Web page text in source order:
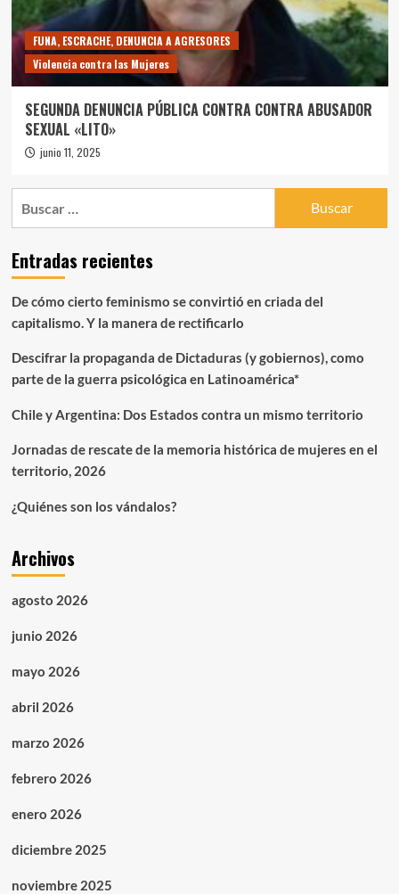
FUNA, ESCRACHE, DENUNCIA A AGRESORES
Violencia contra las Mujeres
SEGUNDA DENUNCIA PÚBLICA CONTRA CONTRA ABUSADOR
SEXUAL «LITO»
junio 11, 2025
Entradas recientes
De cómo cierto feminismo se convirtió en criada del
capitalismo. Y la manera de rectificarlo
Descifrar la propaganda de Dictaduras (y gobiernos), como
parte de la guerra psicológica en Latinoamérica*
Chile y Argentina: Dos Estados contra un mismo territorio
Jornadas de rescate de la memoria histórica de mujeres en el
territorio, 2026
¿Quiénes son los vándalos?
Archivos
agosto 2026
junio 2026
mayo 2026
abril 2026
marzo 2026
febrero 2026
enero 2026
diciembre 2025
noviembre 2025